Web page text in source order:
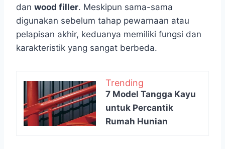
dan wood filler. Meskipun sama-sama
digunakan sebelum tahap pewarnaan atau
pelapisan akhir, keduanya memiliki fungsi dan
karakteristik yang sangat berbeda.
Trending
7 Model Tangga Kayu
untuk Percantik
Rumah Hunian